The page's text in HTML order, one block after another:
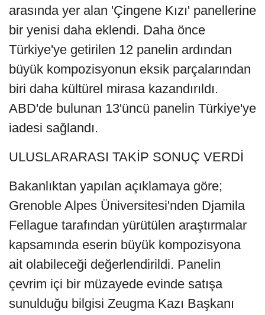
arasında yer alan 'Çingene Kızı' panellerine
bir yenisi daha eklendi. Daha önce
Türkiye'ye getirilen 12 panelin ardından
büyük kompozisyonun eksik parçalarından
biri daha kültürel mirasa kazandırıldı.
ABD'de bulunan 13'üncü panelin Türkiye'ye
iadesi sağlandı.
ULUSLARARASI TAKİP SONUÇ VERDİ
Bakanlıktan yapılan açıklamaya göre;
Grenoble Alpes Üniversitesi'nden Djamila
Fellague tarafından yürütülen araştırmalar
kapsamında eserin büyük kompozisyona
ait olabileceği değerlendirildi. Panelin
çevrim içi bir müzayede evinde satışa
sunulduğu bilgisi Zeugma Kazı Başkanı